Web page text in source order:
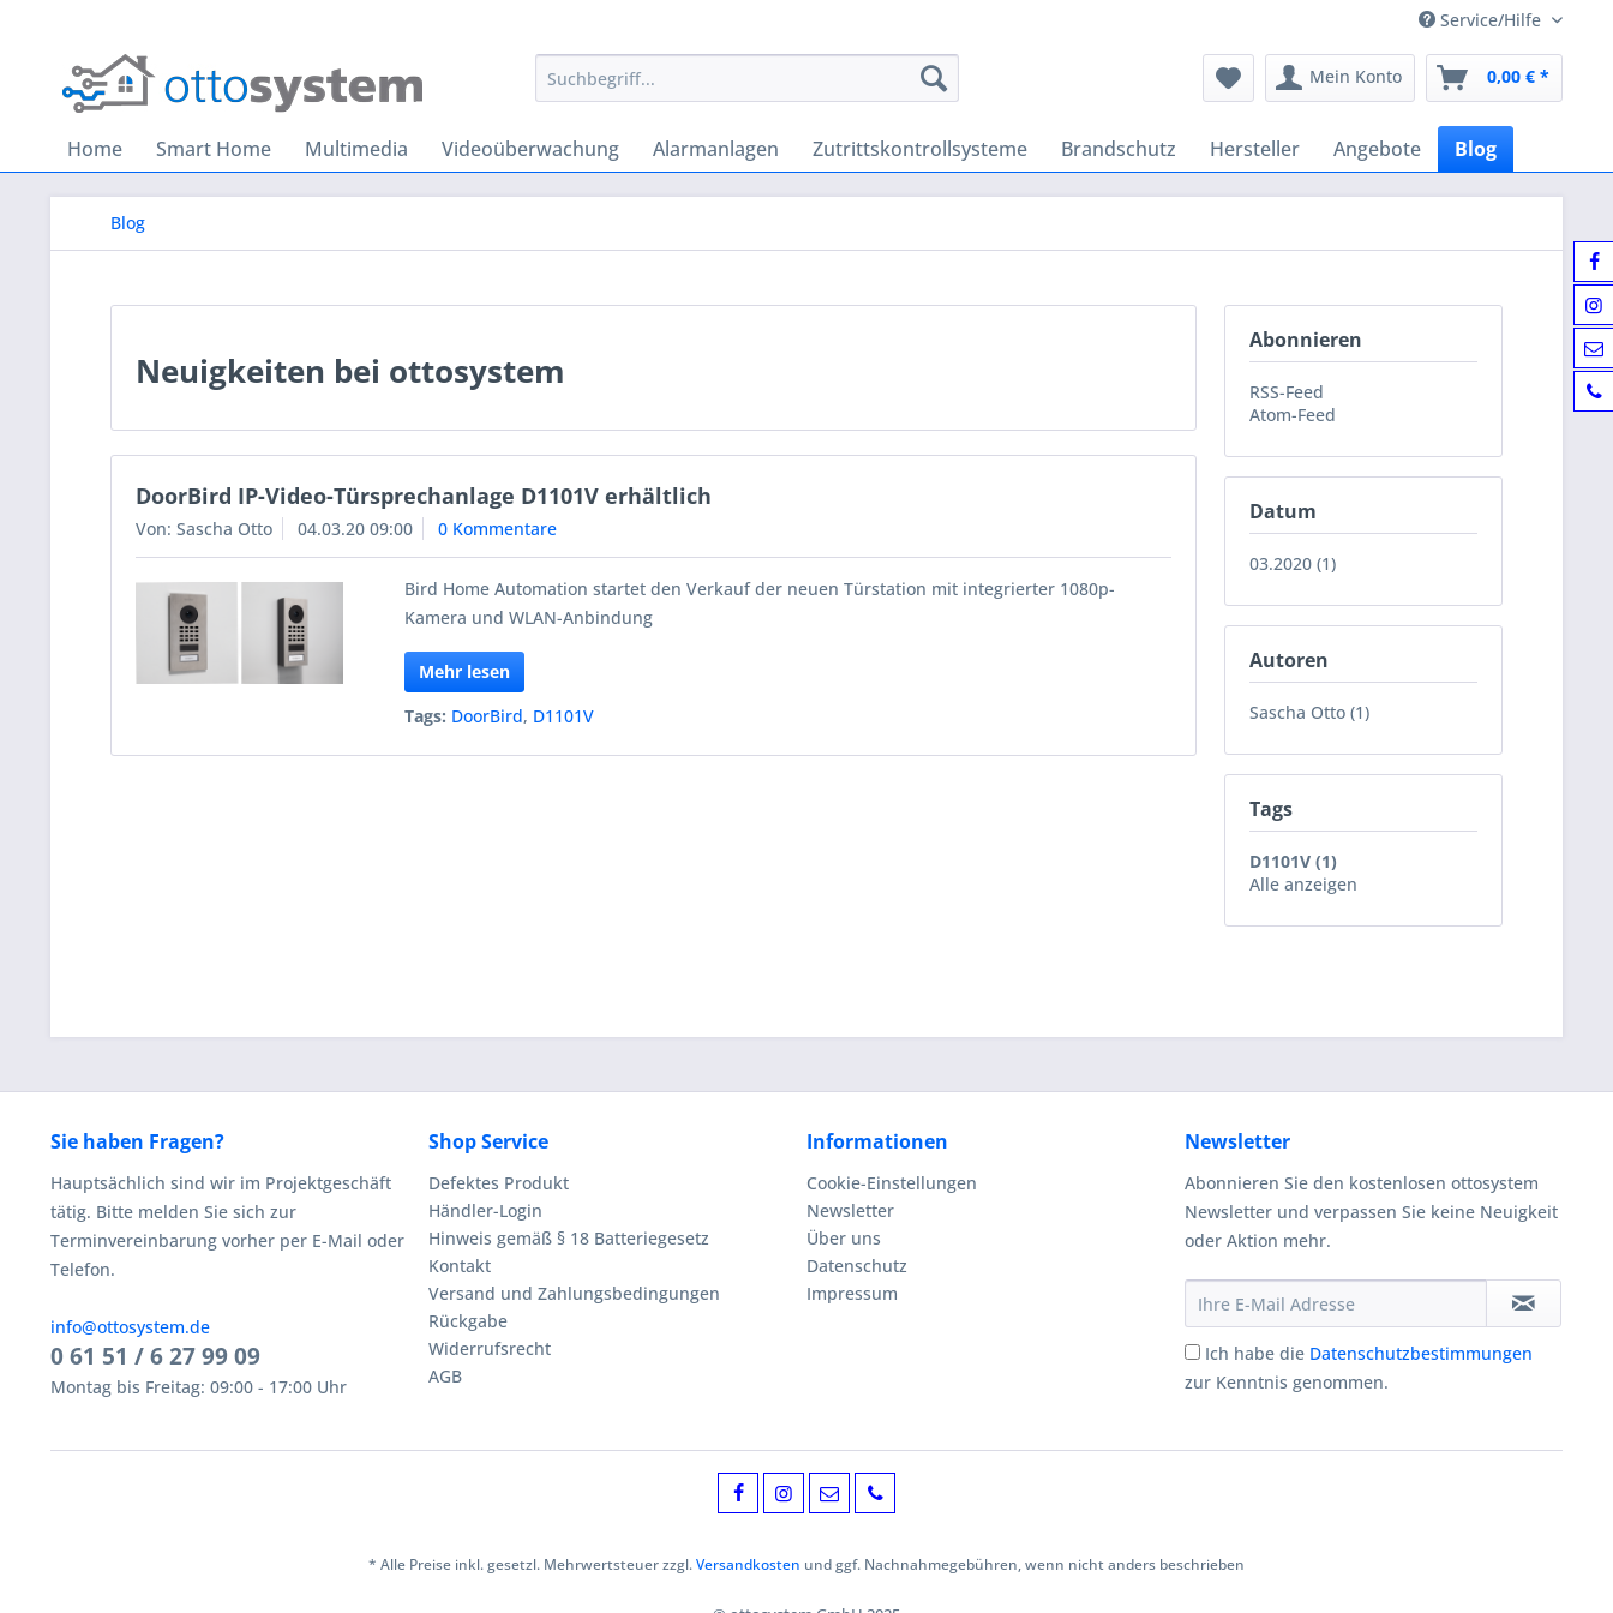
Service/Hilfe
Mein Konto 0,00 € *
Home Smart Home Multimedia Videoüberwachung Alarmanlagen Zutrittskontrollsysteme Brandschutz Hersteller Angebote Blog
Blog
Abonnieren
RSS-Feed
Atom-Feed
Datum
03.2020 (1)
Autoren
Sascha Otto (1)
Tags
D1101V (1)
Alle anzeigen
Neuigkeiten bei ottosystem
DoorBird IP-Video-Türsprechanlage D1101V erhältlich
Von: Sascha Otto 04.03.20 09:00 0 Kommentare
Bird Home Automation startet den Verkauf der neuen Türstation mit integrierter 1080p-
Kamera und WLAN-Anbindung
Mehr lesen
Tags: DoorBird, D1101V
Sie haben Fragen?
Hauptsächlich sind wir im Projektgeschäft
tätig. Bitte melden Sie sich zur
Terminvereinbarung vorher per E-Mail oder
Telefon.
info@ottosystem.de
0 61 51 / 6 27 99 09
Montag bis Freitag: 09:00 - 17:00 Uhr
Shop Service
Defektes Produkt
Händler-Login
Hinweis gemäß § 18 Batteriegesetz
Kontakt
Versand und Zahlungsbedingungen
Rückgabe
Widerrufsrecht
AGB
Informationen
Cookie-Einstellungen
Newsletter
Über uns
Datenschutz
Impressum
Newsletter
Abonnieren Sie den kostenlosen ottosystem
Newsletter und verpassen Sie keine Neuigkeit
oder Aktion mehr.
Ich habe die Datenschutzbestimmungen
zur Kenntnis genommen.
* Alle Preise inkl. gesetzl. Mehrwertsteuer zzgl.Versandkosten und ggf. Nachnahmegebühren, wenn nicht anders beschrieben